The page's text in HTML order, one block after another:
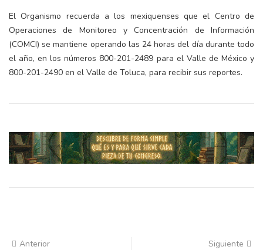
El Organismo recuerda a los mexiquenses que el Centro de
Operaciones de Monitoreo y Concentración de Información
(COMCI) se mantiene operando las 24 horas del día durante todo
el año, en los números 800-201-2489 para el Valle de México y
800-201-2490 en el Valle de Toluca, para recibir sus reportes.
Anterior Siguiente